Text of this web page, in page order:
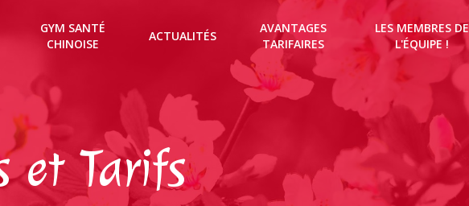
GYM SANTÉ
CHINOISE
ACTUALITÉS
AVANTAGES
TARIFAIRES
LES MEMBRES DE
L'ÉQUIPE !
et Tarifs